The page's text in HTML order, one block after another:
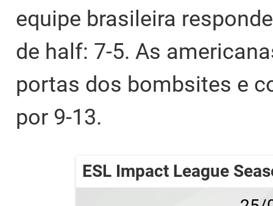
equipe brasileira
de half: 7-5. As
portas dos bombsites e
por 9-13.
ESL Impact League